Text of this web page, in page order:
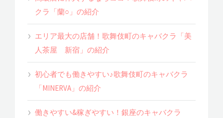
クラ「蘭○」の紹介
エリア最大の店舗！歌舞伎町のキャバクラ「美
人茶屋 新宿」の紹介
初心者でも働きやすい♪歌舞伎町のキャバクラ
「MINERVA」の紹介
働きやすい&稼ぎやすい！銀座のキャバクラ